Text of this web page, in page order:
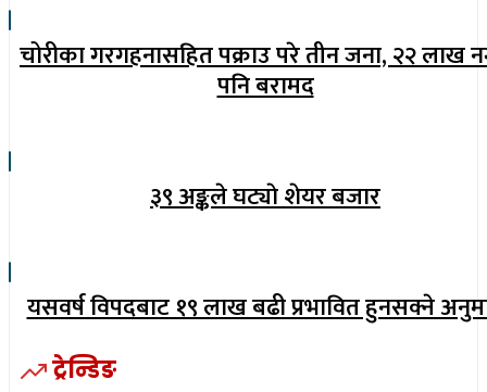
चोरीका गरगहनासहित पक्राउ परे तीन जना, २२ लाख
पनि बरामद
३९ अङ्कले घट्याे शेयर बजार
यसवर्ष विपदबाट १९ लाख बढी प्रभावित हुनसक्ने
ट्रेन्डिङ